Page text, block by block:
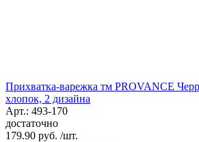
Прихватка-варежка тм PROVANCE
хлопок, 2 дизайна
Арт.: 493-170
достаточно
179.90 руб. /шт.